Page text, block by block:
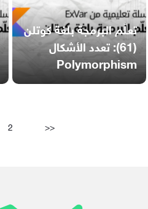
تعلّم البرمجة بلغة كوتلن
(61): تعدد الأشكال
Polymorphism
2 >>